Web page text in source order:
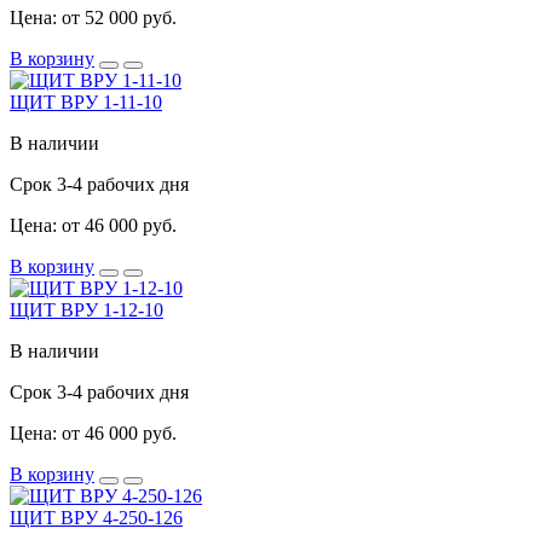
Цена: от 52 000 руб.
В корзину
ЩИТ ВРУ 1-11-10
В наличии
Срок 3-4 рабочих дня
Цена: от 46 000 руб.
В корзину
ЩИТ ВРУ 1-12-10
В наличии
Срок 3-4 рабочих дня
Цена: от 46 000 руб.
В корзину
ЩИТ ВРУ 4-250-126